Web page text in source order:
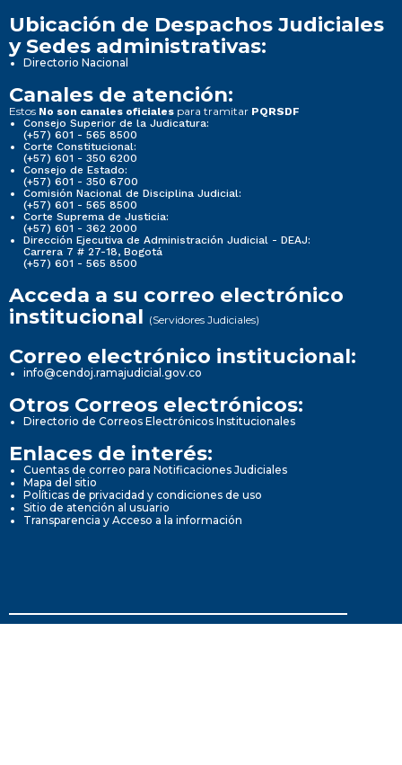
Ubicación de Despachos Judiciales
y Sedes administrativas:
Directorio Nacional
Canales de atención:
Estos No son canales oficiales para tramitar PQRSDF
Consejo Superior de la Judicatura:
(+57) 601 - 565 8500
Corte Constitucional:
(+57) 601 - 350 6200
Consejo de Estado:
(+57) 601 - 350 6700
Comisión Nacional de Disciplina Judicial:
(+57) 601 - 565 8500
Corte Suprema de Justicia:
(+57) 601 - 362 2000
Dirección Ejecutiva de Administración Judicial - DEAJ:
Carrera 7 # 27-18, Bogotá
(+57) 601 - 565 8500
Acceda a su correo electrónico
institucional (Servidores Judiciales)
Correo electrónico institucional:
info@cendoj.ramajudicial.gov.co
Otros Correos electrónicos:
Directorio de Correos Electrónicos Institucionales
Enlaces de interés:
Cuentas de correo para Notificaciones Judiciales
Mapa del sitio
Políticas de privacidad y condiciones de uso
Sitio de atención al usuario
Transparencia y Acceso a la información